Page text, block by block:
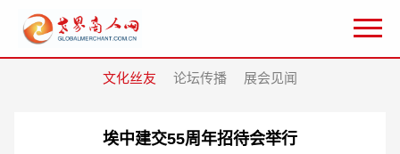
文化丝友 论坛传播 展会见闻
埃中建交55周年招待会举行